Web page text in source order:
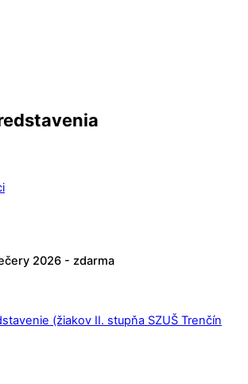
2026 - zdarma
(žiakov II. stupňa SZUŠ Trenčín